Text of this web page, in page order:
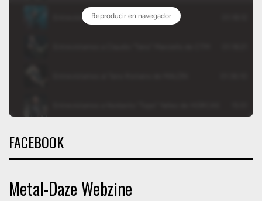
FACEBOOK
Metal-Daze Webzine